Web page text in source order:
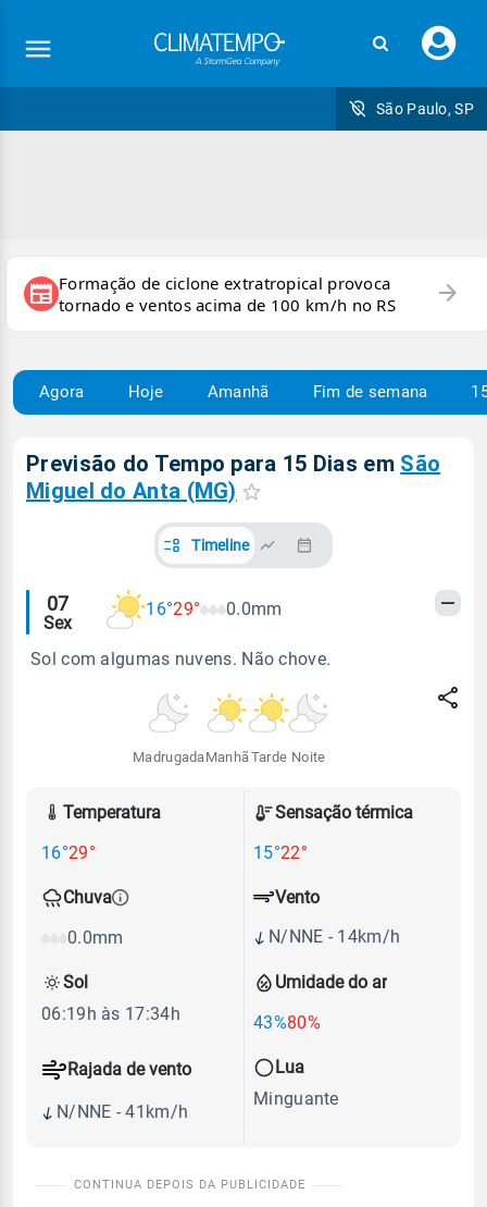
seu
São Paulo, SP
newspaper Formação de ciclone extratropical provoca
tornado e ventos acima de 100 km/h no RS
arrow_forward
Agora Hoje Amanhã Fim de semana
Previsão do Tempo para 15 Dias em São
Miguel do Anta (MG)
Timeline
Alertas
meteorológicos
07
Sex
16°29° 0.0mm
Sol com algumas nuvens. Não chove.
Madrugada Manhã Tarde Noite
Temperatura
16°29°
Sensação térmica
15°22°
Chuva
0.0mm
Umidade do ar
43%80%
Vento
N/NNE - 14km/h
Rajada de vento
N/NNE - 41km/h
Sol
06:19h às 17:34h
Lua
Minguante